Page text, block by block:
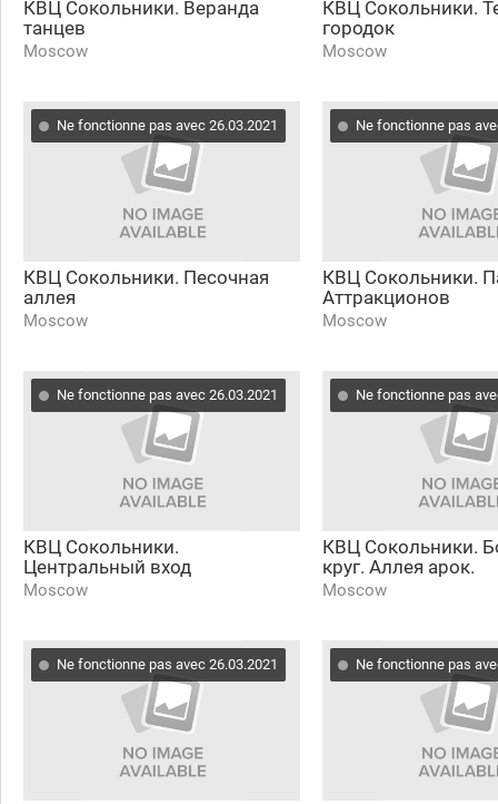
КВЦ Сокольники. Веранда
танцев
Moscow
КВЦ Сокольники.
городок
Moscow
Ne fonctionne pas avec 26.03.2021
КВЦ Сокольники. Песочная
аллея
Moscow
Ne fonctionne pas
КВЦ Сокольники.
Аттракционов
Moscow
Ne fonctionne pas avec 26.03.2021
КВЦ Сокольники.
Центральный вход
Moscow
Ne fonctionne pas
КВЦ Сокольники.
круг. Аллея арок.
Moscow
Ne fonctionne pas avec 26.03.2021 Ne fonctionne pas